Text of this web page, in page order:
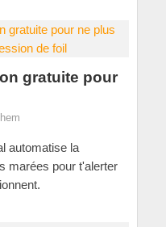
gratuite pour
automatise la
marées pour t'alerter